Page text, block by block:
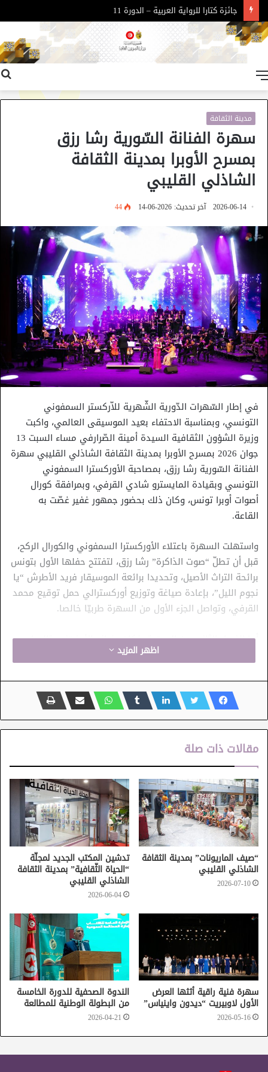
جائزة كتارا للرواية العربية – الدورة 11
مدينة الثقافة
سهرة الفنانة السّورية رشا رزق
بمسرح الأوبرا بمدينة الثقافة
الشاذلي القليبي
2026-06-14 آخر تحديث: 2026-06-14 44
في إطار السّهرات الدّورية الشّهرية للاّركستر السمفوني
التونسي، وبمناسبة الاحتفاء بعيد الموسيقى العالمي، واكبت
وزيرة الشؤون الثقافية السيدة أمينة الصّرارفي مساء السبت 13
جوان 2026 بمسرح الأوبرا بمدينة الثقافة الشاذلي القليبي سهرة
الفنانة السّورية رشا رزق، بمصاحبة الأوركسترا السمفوني
التونسي وبقيادة المايسترو شادي القرفي، وبمرافقة كورال
أصوات أوبرا تونس، وكان ذلك بحضور ​جمهور غفير غصّت به
القاعة.
و​استهلت السهرة باعتلاء الأوركسترا السمفوني والكورال الركح،
قبل أن تطلّ “صوت الذاكرة” رشا رزق، لتفتتح حفلها الأول بتونس
برائحة التراث الأصيل، وتحديدا برائعة الموسيقار فريد الأطرش “يا
نجوم الليل”، بإعادة صياغة وتوزيع أوركسترالي حمل توقيع محمد
القرفي، وتواصل الجزء الأول من السهرة طربيّا خالصا.
​أما الفصل الثاني من السهرة، فكان عنوانه الأبرز “نوستالجيا
الطفولة” وأناشيد الجيل الذهبي، فتحوّل المسرح إلى آلة زمن
رشا رزق هذا الجزء لأغاني شارات الرسوم المتحركة التي حفرت
صوتها في وجدان جيل كامل على غرار “أنستازيا”، و”ريمي”،
و”أبطال الديجيتال”، و”عهد الأصدقاء”، و”القناص” وغيرها.
اظهر المزيد
مقالات ذات صلة
“صيف الماريونات” بمدينة الثقافة
الشاذلي القليبي
2026-07-10
تدشين المكتب الجديد لمجلّة
“الحياة الثّقافية” بمدينة الثقافة
الشاذلي القليبي
2026-06-04
سهرة فنية راقية أثثها العرض
الأول لاوبيريت “ديدون واينياس”
2026-05-16
الندوة الصحفية للدورة الخامسة
من البطولة الوطنية للمطالعة
2026-04-21